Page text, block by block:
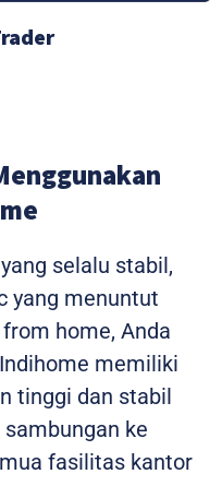
selalu stabil,
yang menuntut
home, Anda
memiliki
tinggi dan stabil
ke
fasilitas kantor